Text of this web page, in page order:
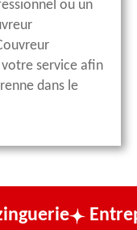
ou un
service afin
dans le
Entreprise de